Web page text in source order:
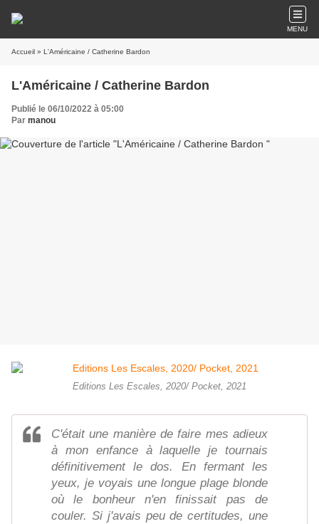
MENU
Accueil » L'Américaine / Catherine Bardon
L'Américaine / Catherine Bardon
Publié le 06/10/2022 à 05:00
Par manou
Editions Les Escales, 2020/ Pocket, 2021
C'était une manière de faire mes adieux
à mon enfance à laquelle je tournais
définitivement le dos. En fermant les
yeux, je voyais une longue plage blonde
où le bonheur n'en finissait pas de
couler. Si j'avais peu de certitudes, une